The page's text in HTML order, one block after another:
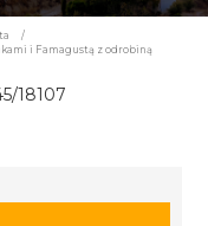
/
i Famagustą z odrobiną
18107